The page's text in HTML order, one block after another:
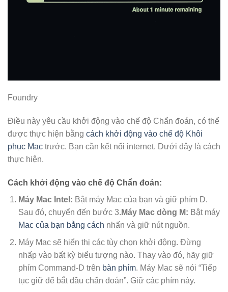
Foundry
Điều này yêu cầu khởi động vào chế độ Chẩn đoán, có thể
được thực hiện bằng cách khởi động vào chế độ Khôi
phục Mac trước. Bạn cần kết nối internet. Dưới đây là cách
thực hiện.
Cách khởi động vào chế độ Chẩn đoán:
Máy Mac Intel: Bật máy Mac của bạn và giữ phím D.
Sau đó, chuyển đến bước 3. Máy Mac dòng M: Bật máy
Mac của bạn bằng cách nhấn và giữ nút nguồn.
Máy Mac sẽ hiển thị các tùy chọn khởi động. Đừng
nhấp vào bất kỳ biểu tượng nào. Thay vào đó, hãy giữ
phím Command-D trên bàn phím. Máy Mac sẽ nói “Tiếp
tục giữ để bắt đầu chẩn đoán”. Giữ các phím này.